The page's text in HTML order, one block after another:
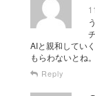
AIと親和してい
もらわないとね。
Reply